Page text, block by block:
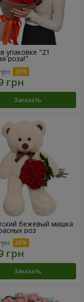
упаковке "21
роза!"
Заказать
бежевый мишка
роз
Заказать